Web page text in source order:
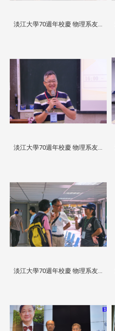
淡江大學70週年校慶 物理系友...
淡江大學70週年校慶 物理系友...
淡江大學70週年校慶 物理系友...